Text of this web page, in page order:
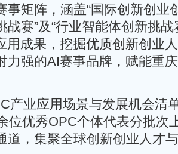
事矩阵，涵盖“国际创新创业
战赛”及“行业智能体创新挑
用成果，挖掘优质创新创业
力强的AI赛事品牌，赋能重
业应用场景与发展机会清
位优秀OPC个体代表分批次
道，集聚全球创新创业人才